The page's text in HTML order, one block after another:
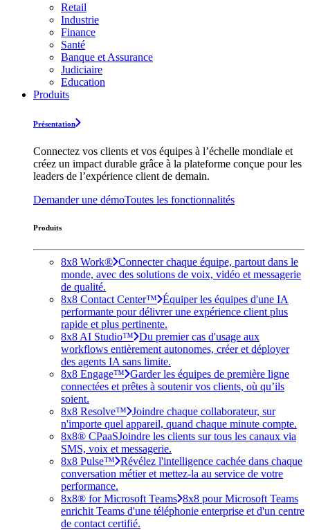
Retail
Industrie
Finance
Santé
Banque et Assurance
Judiciaire
Education
Produits
Présentation
Connectez vos clients et vos équipes à l’échelle mondiale et
créez un impact durable grâce à la plateforme conçue pour les
leaders de l’expérience client de demain.
Demander une démoToutes les fonctionnalités
Produits
8x8 Work® Connecter chaque équipe, partout dans le
monde, avec des solutions de voix, vidéo et messagerie
de qualité.
8x8 Contact Center™ Équiper les équipes d'une IA
performante pour délivrer une expérience client plus
rapide et plus pertinente.
8x8 AI Studio™ Du premier cas d'usage aux
workflows entièrement autonomes, créer et déployer
des agents IA sans limite.
8x8 Engage™ Garder les équipes de première ligne
connectées et prêtes à soutenir vos clients, où qu’ils
soient.
8x8 Resolve™ Joindre chaque collaborateur, sur
n'importe quel appareil, quand chaque minute compte.
8x8® CPaaSJoindre les clients sur tous les canaux via
SMS, voix et messagerie.
8x8 Pulse™ Révélez l'intelligence cachée dans chaque
conversation métier et mettez-la au service de votre
performance.
8x8® for Microsoft Teams 8x8 pour Microsoft Teams
enrichit Teams d'une téléphonie enterprise et d'un centre
de contact certifié.